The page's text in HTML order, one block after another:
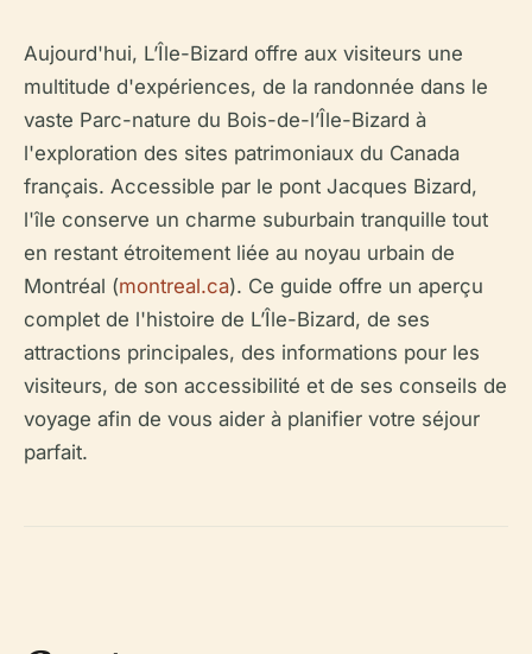
Aujourd'hui, L’Île-Bizard offre aux visiteurs une
multitude d'expériences, de la randonnée dans le
vaste Parc-nature du Bois-de-l’Île-Bizard à
l'exploration des sites patrimoniaux du Canada
français. Accessible par le pont Jacques Bizard,
l'île conserve un charme suburbain tranquille tout
en restant étroitement liée au noyau urbain de
Montréal (montreal.ca). Ce guide offre un aperçu
complet de l'histoire de L’Île-Bizard, de ses
attractions principales, des informations pour les
visiteurs, de son accessibilité et de ses conseils de
voyage afin de vous aider à planifier votre séjour
parfait.